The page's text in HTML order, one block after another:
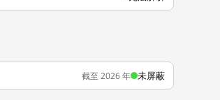
截至 2026 年 未屏蔽